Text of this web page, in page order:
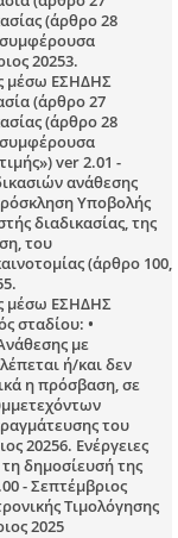
(άρθρο 28
συμφέρουσα
20253.
μέσω ΕΣΗΔΗΣ
(άρθρο 27
(άρθρο 28
συμφέρουσα
ver 2.01 -
ανάθεσης
Υποβολής
διαδικασίας, της
του
(άρθρο 100,
μέσω ΕΣΗΔΗΣ
σταδίου: •
με
ή/και δεν
η πρόσβαση, σε
του
20256. Ενέργειες
τη δημοσίευσή της
- Σεπτέμβριος
Τιμολόγησης
2025